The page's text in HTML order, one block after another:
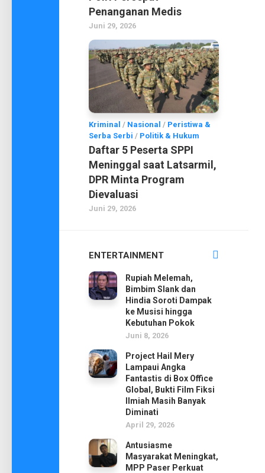
Penanganan Medis
Juni 29, 2026
Kriminal / Nasional / Peristiwa &
Serba Serbi / Politik & Hukum
Daftar 5 Peserta SPPI
Meninggal saat Latsarmil,
DPR Minta Program
Dievaluasi
Juni 29, 2026
ENTERTAINMENT
Rupiah Melemah,
Bimbim Slank dan
Hindia Soroti Dampak
ke Musisi hingga
Kebutuhan Pokok
Juni 8, 2026
Project Hail Mery
Lampaui Angka
Fantastis di Box Office
Global, Bukti Film Fiksi
Ilmiah Masih Banyak
Diminati
April 29, 2026
Antusiasme
Masyarakat Meningkat,
MPP Paser Perkuat